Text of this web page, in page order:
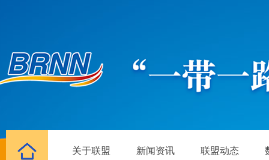
关于联盟 新闻资讯 联盟动态